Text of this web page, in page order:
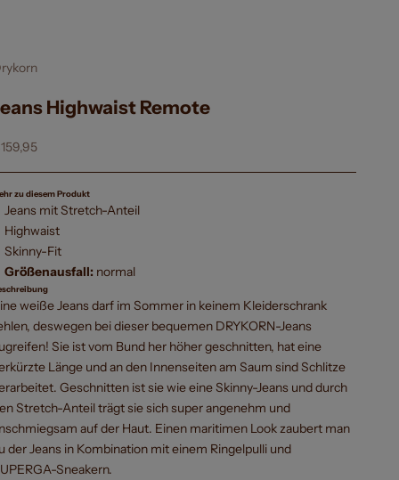
Highwaist Remote
zu diesem Produkt
Jeans mit Stretch-Anteil
Highwaist
Skinny-Fit
Größenausfall: normal
weiße Jeans darf im Sommer in keinem Kleiderschrank
deswegen bei dieser bequemen DRYKORN-Jeans
Sie ist vom Bund her höher geschnitten, hat eine
Länge und an den Innenseiten am Saum sind Schlitze
Geschnitten ist sie wie eine Skinny-Jeans und durch
Stretch-Anteil trägt sie sich super angenehm und
auf der Haut. Einen maritimen Look zaubert man
der Jeans in Kombination mit einem Ringelpulli und
Sneakern.